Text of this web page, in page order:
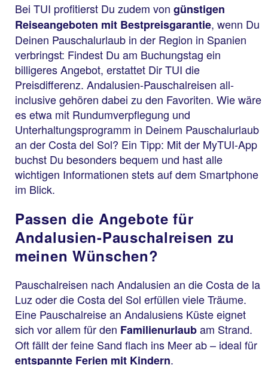
Bei TUI profitierst Du zudem von günstigen
Reiseangeboten mit Bestpreisgarantie, wenn Du
Deinen Pauschalurlaub in der Region in Spanien
verbringst: Findest Du am Buchungstag ein
billigeres Angebot, erstattet Dir TUI die
Preisdifferenz. Andalusien-Pauschalreisen all-
inclusive gehören dabei zu den Favoriten. Wie wäre
es etwa mit Rundumverpflegung und
Unterhaltungsprogramm in Deinem Pauschalurlaub
an der Costa del Sol? Ein Tipp: Mit der MyTUI-App
buchst Du besonders bequem und hast alle
wichtigen Informationen stets auf dem Smartphone
im Blick.
Passen die Angebote für
Andalusien-Pauschalreisen zu
meinen Wünschen?
Pauschalreisen nach Andalusien an die Costa de la
Luz oder die Costa del Sol erfüllen viele Träume.
Eine Pauschalreise an Andalusiens Küste eignet
sich vor allem für den Familienurlaubam Strand.
Oft fällt der feine Sand flach ins Meer ab – ideal für
entspannte Ferien mit Kindern.